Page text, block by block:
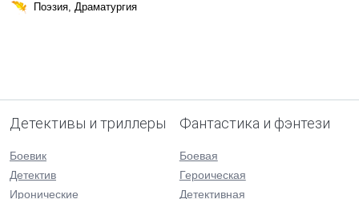
Поэзия, Драматургия
Детективы и триллеры
Боевик
Детектив
Иронические
Фантастика и фэнтези
Боевая
Героическая
Детективная